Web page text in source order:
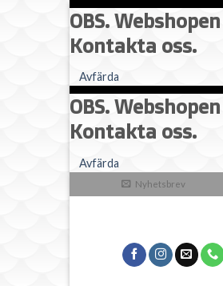
OBS.
Kontakta oss.
Avfärda
OBS.
Kontakta oss.
Avfärda
to
content
Nyhetsbrev